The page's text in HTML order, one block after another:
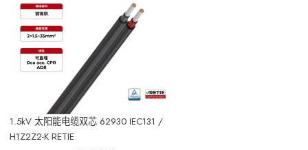
1.5kV 太阳能电缆双芯 62930 IEC131 /
H1Z2Z2-K RETIE